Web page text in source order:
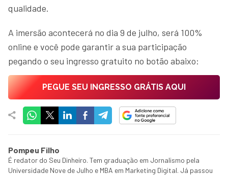
qualidade.
A imersão acontecerá no dia 9 de julho, será 100%
online e você pode garantir a sua participação
pegando o seu ingresso gratuito no botão abaixo:
PEGUE SEU INGRESSO GRÁTIS AQUI
Pompeu Filho
É redator do Seu Dinheiro. Tem graduação em Jornalismo pela
Universidade Nove de Julho e MBA em Marketing Digital. Já passou